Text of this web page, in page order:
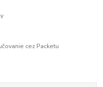
cez Packetu